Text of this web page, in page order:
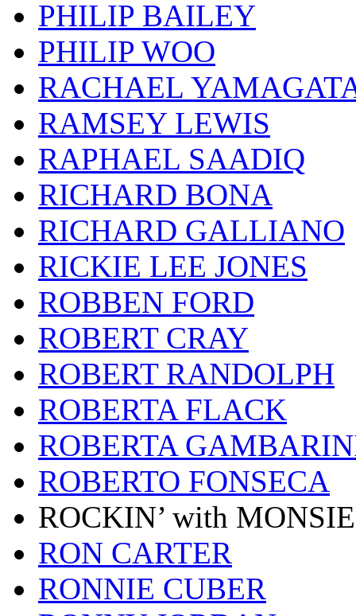
PHILIP BAILEY
PHILIP WOO
RACHAEL
RAMSEY LEWIS
RAPHAEL SAADIQ
RICHARD BONA
RICHARD GALLIANO
RICKIE LEE JONES
ROBBEN FORD
ROBERT CRAY
ROBERT RANDOLPH
ROBERTA FLACK
ROBERTA
ROBERTO FONSECA
ROCKIN’ with
RON CARTER
RONNIE CUBER